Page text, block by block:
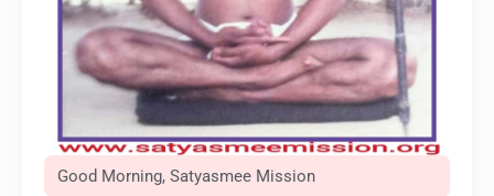
Good Morning, Satyasmee Mission